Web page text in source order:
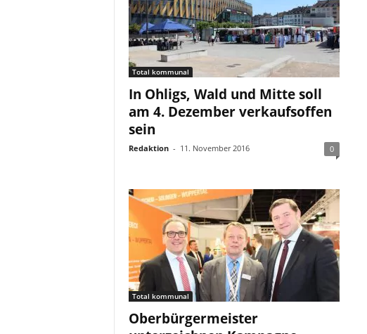
Total kommunal
In Ohligs, Wald und Mitte soll
am 4. Dezember verkaufsoffen
sein
Redaktion - 11. November 2016 0
Total kommunal
Oberbürgermeister